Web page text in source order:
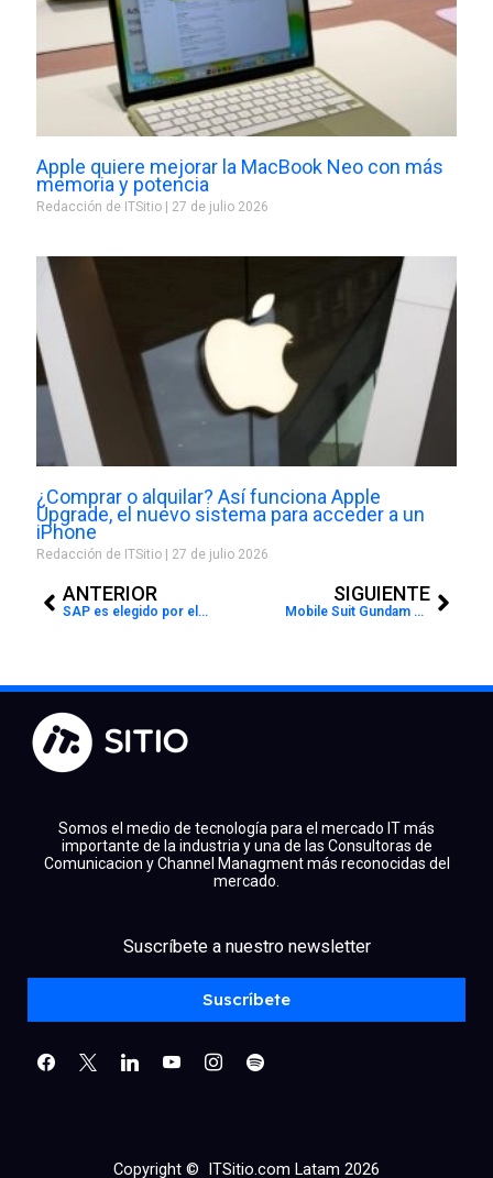
Apple quiere mejorar la MacBook Neo con más
memoria y potencia
Redacción de ITSitio 27 de julio 2026
¿Comprar o alquilar? Así funciona Apple
Upgrade, el nuevo sistema para acceder a un
iPhone
Redacción de ITSitio 27 de julio 2026
ANTERIOR
SAP es elegido por el laboratorio Moderna para ayudar a distribuir la vacuna COVID-19
SIGUIENTE
Mobile Suit Gundam Extreme vs Maxiboost On se lanza en las América
Somos el medio de tecnología para el mercado IT más
importante de la industria y una de las Consultoras de
Comunicacion y Channel Managment más reconocidas del
mercado.
Suscríbete a nuestro newsletter
Suscríbete
linkedinyoutubeinstagram
spotify
Copyright © ITSitio.com Latam 2026